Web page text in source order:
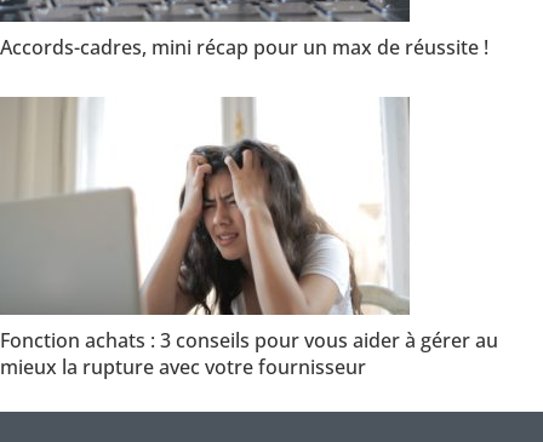
Accords-cadres, mini récap pour un max de réussite !
Fonction achats : 3 conseils pour vous aider à gérer au
mieux la rupture avec votre fournisseur